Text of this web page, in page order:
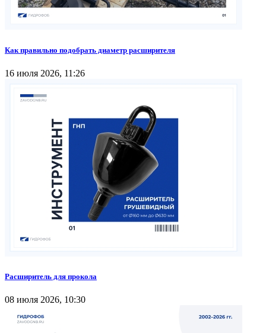
Как правильно подобрать диаметр расширителя
16 июля 2026, 11:26
Расширитель для прокола
08 июля 2026, 10:30